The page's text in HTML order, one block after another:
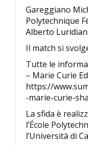
Gareggiano
Polytechnique
Alberto
Il match si
Tutte le
– Marie Curie
https://
-marie-curie-
La sfida è
l’École
l’Università di